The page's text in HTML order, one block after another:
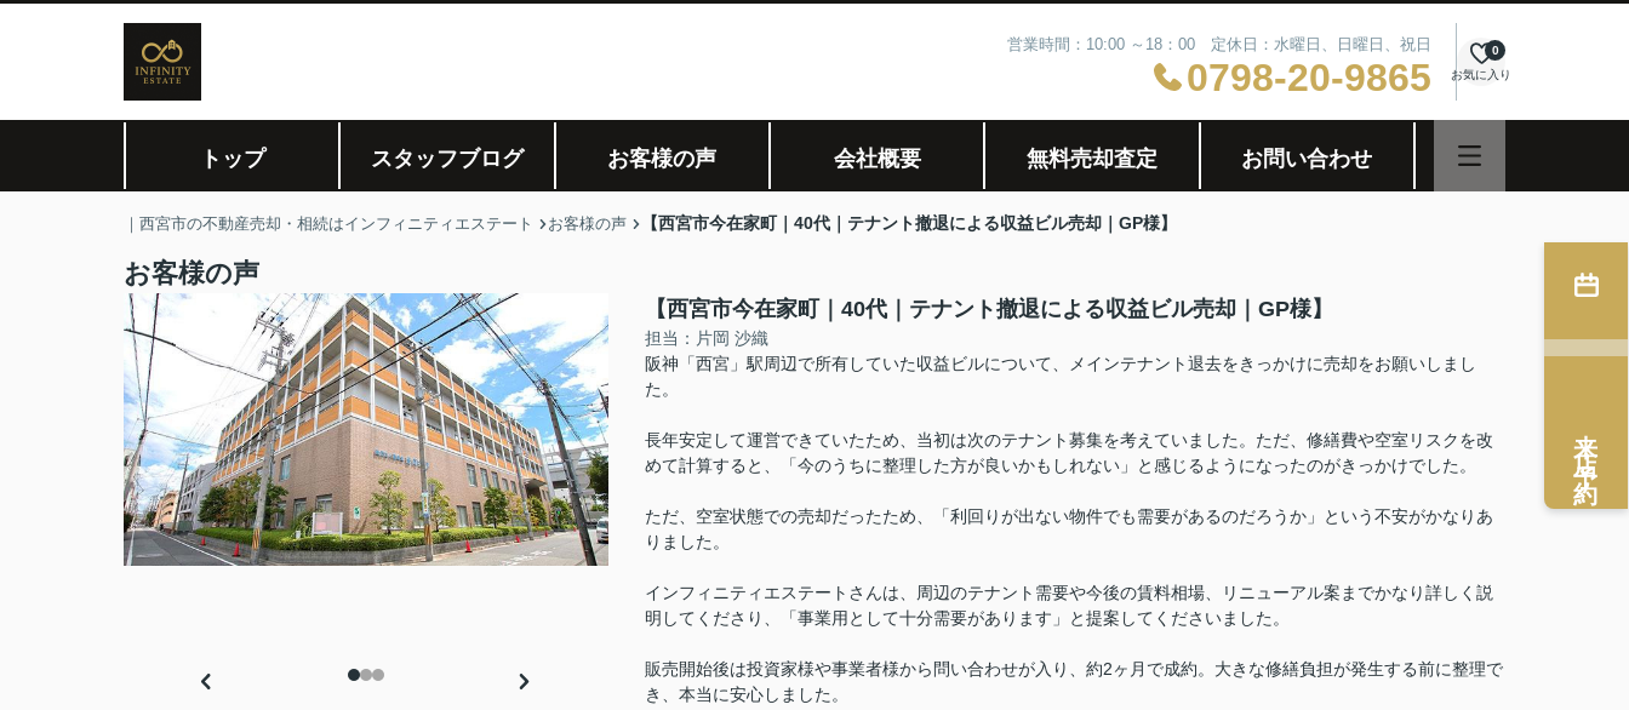
営業時間：10:00 ～18：00 定休日：水曜日、日曜日、祝日
0798-20-9865 お気に入り
0
トップ スタッフブログ お客様の声 会社概要 無料売却査定 お問い合わせ
｜西宮市の不動産売却・相続はインフィニティエステート お客様の声 【西宮市今在家町｜40代｜テナント撤退による収益ビル売却｜GP様】
お客様の声
【西宮市今在家町｜40代｜テナント撤退による収益ビル売却｜GP様】
担当：片岡 沙織
阪神「西宮」駅周辺で所有していた収益ビルについて、メインテナント退去をきっかけに売却をお願いしまし
た。
長年安定して運営できていたため、当初は次のテナント募集を考えていました。ただ、修繕費や空室リスクを改
めて計算すると、「今のうちに整理した方が良いかもしれない」と感じるようになったのがきっかけでした。
ただ、空室状態での売却だったため、「利回りが出ない物件でも需要があるのだろうか」という不安がかなりあ
りました。
インフィニティエステートさんは、周辺のテナント需要や今後の賃料相場、リニューアル案までかなり詳しく説
明してくださり、「事業用として十分需要があります」と提案してくださいました。
販売開始後は投資家様や事業者様から問い合わせが入り、約2ヶ月で成約。大きな修繕負担が発生する前に整理で
き、本当に安心しました。
来店予約